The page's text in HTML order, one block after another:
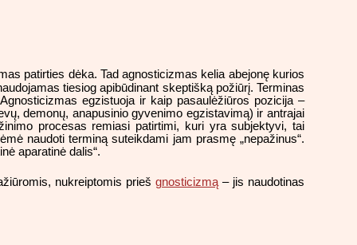
patirties dėka. Tad agnosticizmas kelia abejonę kurios
tiesiog apibūdinant skeptišką požiūrį. Terminas
egzistuoja ir kaip pasaulėžiūros pozicija –
demonų, anapusinio gyvenimo egzistavimą) ir antrajai
procesas remiasi patirtimi, kuri yra subjektyvi, tai
naudoti terminą suteikdami jam prasmę „nepažinus“.
aparatinė dalis“.
nukreiptomis prieš gnosticizmą – jis naudotinas